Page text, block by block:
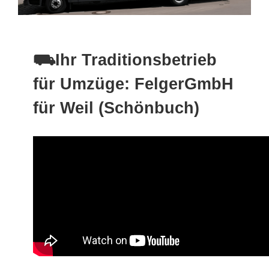
⛟Ihr Traditionsbetrieb
für Umzüge: FelgerGmbH
für Weil (Schönbuch)